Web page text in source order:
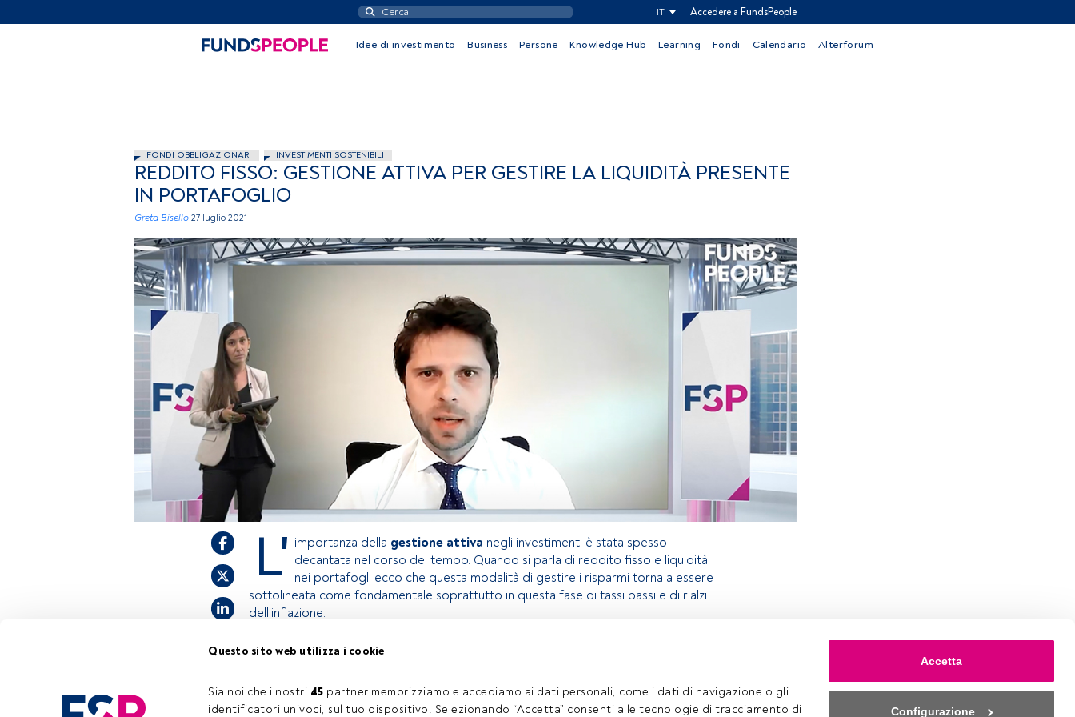
Questo sito web utilizza i cookie
Sia noi che i nostri 45 partner memorizziamo e accediamo ai dati personali, come i dati di navigazione o gli
identificatori univoci, sul tuo dispositivo. Selezionando “Accetta” consenti alle tecnologie di tracciamento di
Accetta
Configurazione
IT Accedere a FundsPeople
Idee di investimento Business Persone Knowledge Hub Learning Fondi Calendario Alterforum
FONDI OBBLIGAZIONARI INVESTIMENTI SOSTENIBILI
REDDITO FISSO: GESTIONE ATTIVA PER GESTIRE LA LIQUIDITÀ PRESENTE
IN PORTAFOGLIO
Greta Bisello 27 luglio 2021
L' importanza della gestione attiva negli investimenti è stata spesso
decantata nel corso del tempo. Quando si parla di reddito fisso e liquidità
nei portafogli ecco che questa modalità di gestire i risparmi torna a essere
sottolineata come fondamentale soprattutto in questa fase di tassi bassi e di rialzi
dell'inflazione.
accedi tramite il pulsante Login. Se non hai ancora un account, ti invitiamo a
registrarti per scoprire tutti i contenuti che FundsPeople ha da offrire.